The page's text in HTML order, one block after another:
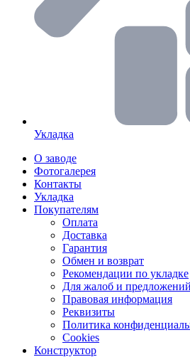
Укладка
О заводе
Фотогалерея
Контакты
Укладка
Покупателям
Оплата
Доставка
Гарантия
Обмен и возврат
Рекомендации по укладке
Для жалоб и предложений
Правовая информация
Реквизиты
Политика
Cookies
Конструктор